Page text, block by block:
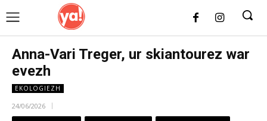
Anna-Vari Treger, ur skiantourez war
evezh
EKOLOGIEZH
24/06/2026